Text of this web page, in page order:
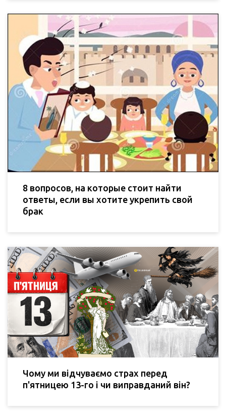
8 вопросов, на которые стоит найти
ответы, если вы хотите укрепить свой
брак
Чому ми відчуваємо страх перед
п'ятницею 13-го і чи виправданий він?